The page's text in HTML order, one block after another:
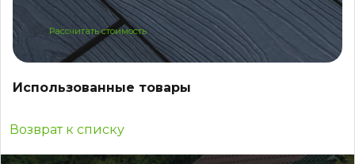
Рассчитать стоимость
Использованные товары
Возврат к списку